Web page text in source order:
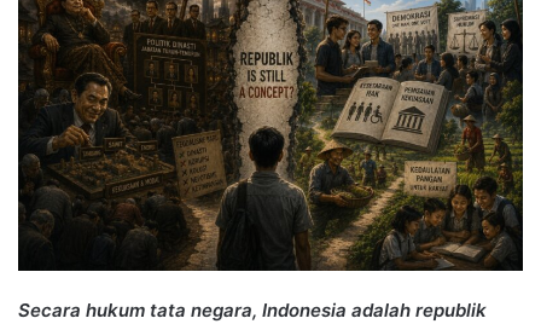
Secara hukum tata negara, Indonesia adalah republik